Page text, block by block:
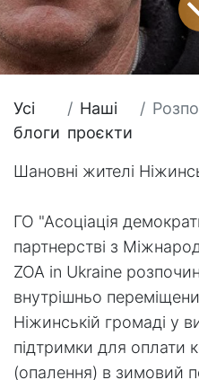
Усі
блоги
​Наші
проєкти
Розпочинаємо
Шановні жителі
ГО "Асоціація
партнерстві з
ZOA in Ukraine
внутрішньо
Ніжинській громаді у
підтримки для оплати
(опалення) в зимовий